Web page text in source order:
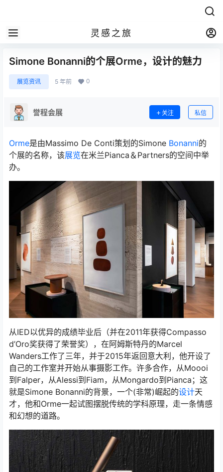
灵感之旅
Simone Bonanni的个展Orme，设计的魅力
展览资讯 5 年前 0
誉程会展 关注 私信
Orme是由Massimo De Conti策划的Simone Bonanni的
个展的名称，该展览在米兰Pianca＆Partners的空间中举
办。
从IED以优异的成绩毕业后（并在2011年获得Compasso
d’Oro奖获得了荣誉奖），在阿姆斯特丹的Marcel
Wanders工作了三年，并于2015年返回意大利，他开设了
自己的工作室并开始从事摄影工作。许多合作，从Moooi
到Falper，从Alessi到Fiam，从Mongardo到Pianca；这
就是Simone Bonanni的背景，一个(非常)崛起的设计天
才，他和Orme一起试图摆脱传统的学科原理，走一条情感
和幻想的道路。